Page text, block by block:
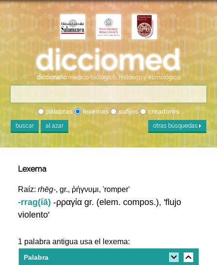
diccionario médico-biológico, histórico y etimológico
palabras lexemas sufijos creadores
buscar al azar otras búsquedas
Lexema
Raíz:rhēg-, gr., ῥήγνυμι, 'romper'
-rrag(íā)-ρραγία gr. (elem. compos.), 'flujo
violento'
1 palabra antigua usa el lexema:
Palabra